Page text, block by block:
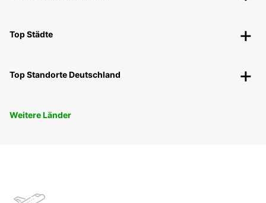
Top Städte
Top Standorte Deutschland
Weitere Länder